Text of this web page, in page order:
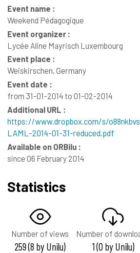
Event name :
Weekend Pédagogique
Event organizer :
Lycée Aline Mayrisch Luxembourg
Event place :
Weiskirschen, Germany
Event date :
from 31-01-2014 to 01-02-2014
Additional URL :
https://www.dropbox.com/s/
LAML-2014-01-31-reduced.pdf
Available on ORBilu :
since 06 February 2014
Statistics
Number of views
259 (8 by Unilu)
Number of
1 (0 by Unilu)